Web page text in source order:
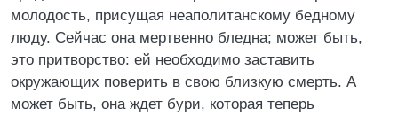
молодость, присущая неаполитанскому бедному
люду. Сейчас она мертвенно бледна; может быть,
это притворство: ей необходимо заставить
окружающих поверить в свою близкую смерть. А
может быть, она ждет бури, которая теперь